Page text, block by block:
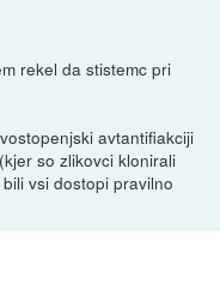
rekel da stistemc pri
avtantifiakciji
so zlikovci klonirali
vsi dostopi pravilno